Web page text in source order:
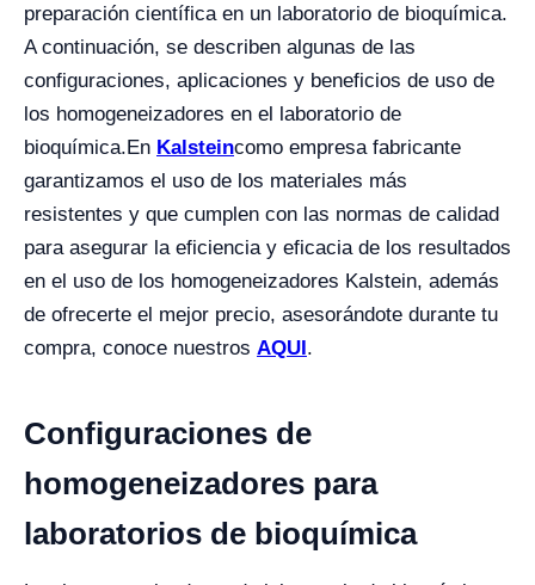
preparación científica en un laboratorio de bioquímica.
A continuación, se describen algunas de las
configuraciones, aplicaciones y beneficios de uso de
los homogeneizadores en el laboratorio de
bioquímica.En Kalsteincomo empresa fabricante
garantizamos el uso de los materiales más
resistentes y que cumplen con las normas de calidad
para asegurar la eficiencia y eficacia de los resultados
en el uso de los homogeneizadores Kalstein, además
de ofrecerte el mejor precio, asesorándote durante tu
compra, conoce nuestros AQUI.
Configuraciones de
homogeneizadores para
laboratorios de bioquímica